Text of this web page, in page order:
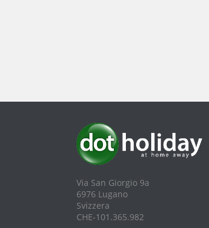
Via San Giorgio 9a
6976 Lugano
Svizzera
CHE-101.365.982